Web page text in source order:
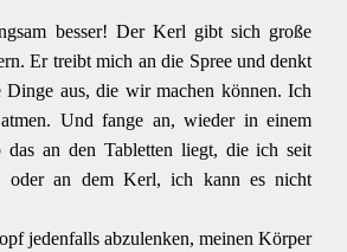
besser! Der Kerl gibt sich große
Er treibt mich an die Spree und denkt
Dinge aus, die wir machen können. Ich
Und fange an, wieder in einem
das an den Tabletten liegt, die ich seit
oder an dem Kerl, ich kann es nicht
jedenfalls abzulenken, meinen Körper